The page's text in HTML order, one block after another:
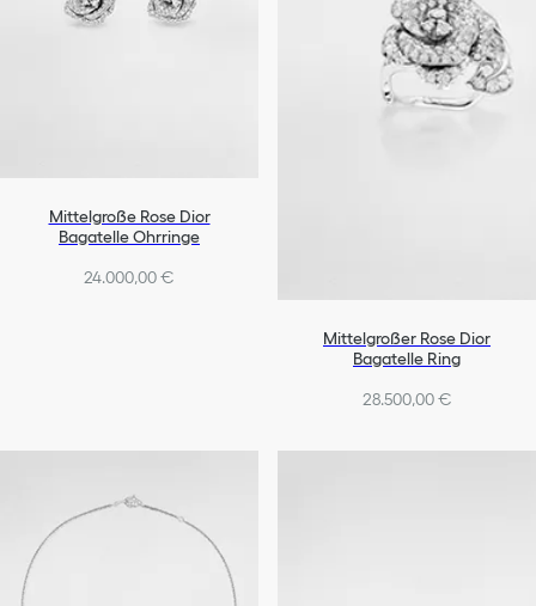
Mittelgroße Rose Dior
Bagatelle Ohrringe
24.000,00 €
Mittelgroßer Rose Dior
Bagatelle Ring
28.500,00 €